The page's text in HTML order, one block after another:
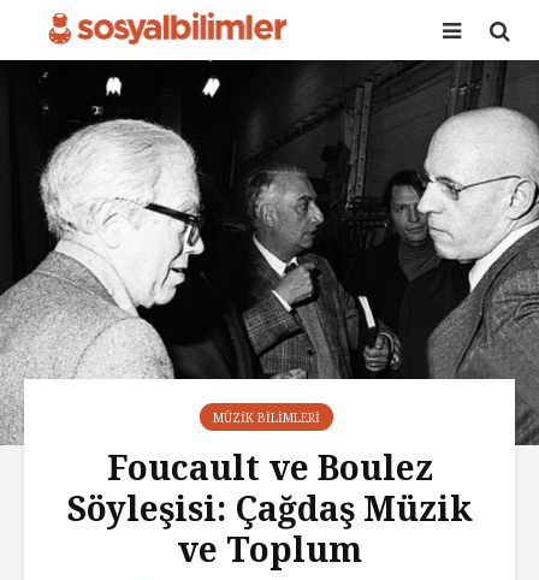
MÜZIK BILIMLERI
Foucault ve Boulez
Söyleşisi: Çağdaş Müzik
ve Toplum